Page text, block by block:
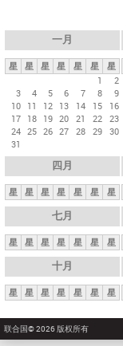
一月
星 星 星 星 星 星
星
1
2
3
4 5 6 7 8
9
10 11 12 13 14 15
16
17 18 19 20 21 22 23
24 25 26 27 28 29 30
31
四月
星 星 星 星 星 星 星
七月
星 星 星 星 星 星 星
十月
星 星 星 星 星 星 星
联合国© 2026 版权所有